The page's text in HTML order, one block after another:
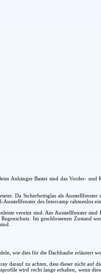
Anhänger Bastei sind das Vorder- und
Da Sicherheitsglas als Ausstellfenster
des Intercamp rahmenlos
vereint sind. Am Ausstellfenster sind
Im geschlossenen Zustand
wie dies für die Dachhaube erläutert
darauf zu achten, dass dieser nicht auf
wird recht lange erhalten, wenn